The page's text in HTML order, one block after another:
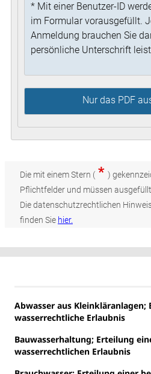
* Mit einer Benutzer-ID
im Formular vorausgefüllt.
Anmeldung brauchen Sie
persönliche Unterschrift
Nur das PDF
Die mit einem Stern ( * )
Pflichtfelder und müssen
Die datenschutzrechtlichen
finden Sie hier.
Abwasser aus Kleinkläranlagen;
wasserrechtliche Erlaubnis
Bauwasserhaltung; Erteilung
wasserrechtlichen Erlaubnis